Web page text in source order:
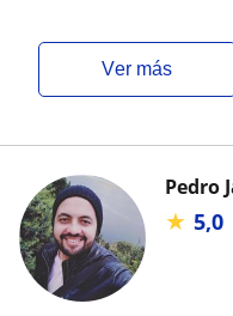
ver más
Pedro
★ 5,0